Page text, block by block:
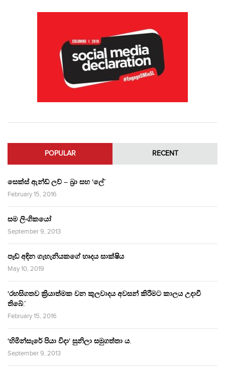
POPULAR RECENT
සෙක්ස් ඇන්ඩ් ලව් – බ්‍රා සහ ‘ලේ’
February 15, 2016
සම ලිංගිකයෝ
September 9, 2013
පෑඩ් අඳින ගැහැනියකගේ හෘදය සාක්ෂිය
May 10, 2019
‘රහසිගතව ක්‍රියාත්මක වන කුලවාදය අවසන් කිරීමට කාලය උදාවී
තිබේ.’
February 15, 2016
‘හිමින්සැරේ පියා විදා‘ සුනිලා සමුගත්තා ය.
September 9, 2013